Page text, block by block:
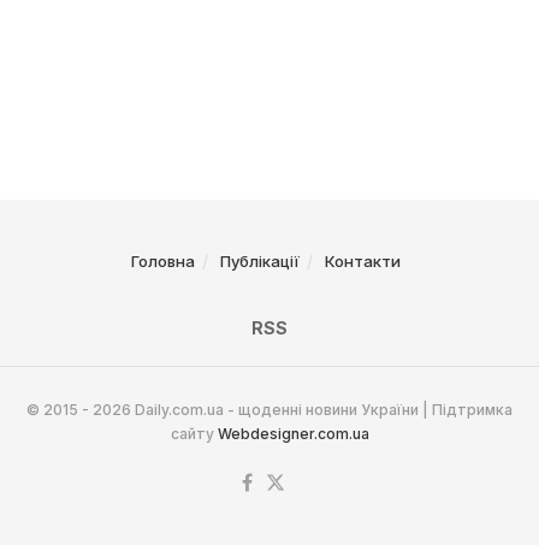
Головна Публікації Контакти
RSS
© 2015 - 2026 Daily.com.ua - щоденні новини України | Підтримка
сайту Webdesigner.com.ua